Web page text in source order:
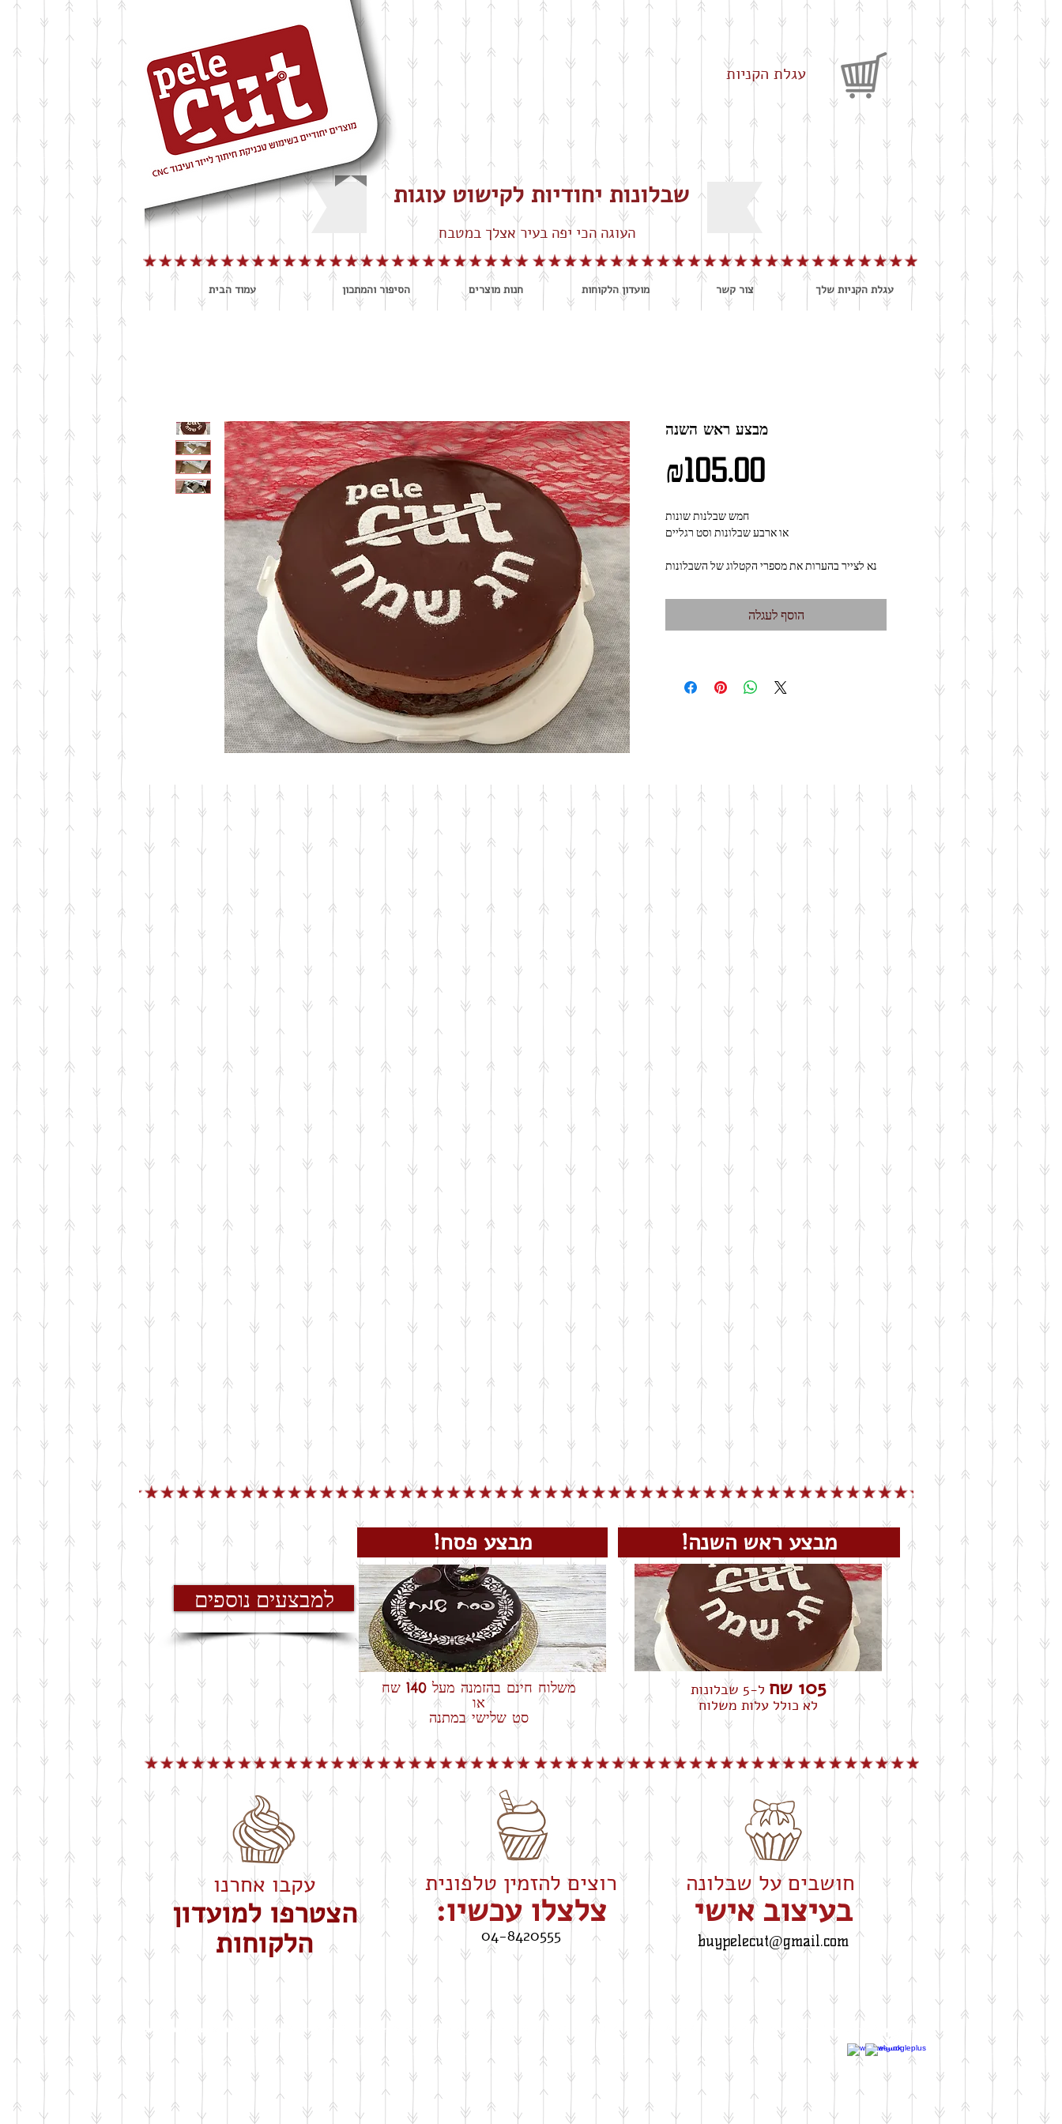
העוגה הכי יפה בעיר אצלך במטבח
עגלת הקניות
שבלונות יחודיות לקישוט עוגות
עמוד הבית הסיפור והמתכון חנות מוצרים מועדון הלקוחות צור קשר עגלת הקניות שלך
מבצע ראש השנה
₪105.00מחיר
חמש שבלנות שונות
או ארבע שבלונות וסט רגליים
נא לצייר בהערות את מספרי הקטלוג של השבלונות
הוסף לעגלה
עקבו אחרנו
הצטרפו למועדון
הלקוחות
רוצים להזמין טלפונית
צלצלו עכשיו:
04-8420555
​בעיצוב אישי
buypelecut@gmail.com
מבצע ראש השנה!
105 שח
ל-5 שבלונות
לא כולל עלות משלוח
מבצע פסח!
משלוח חינם בהזמנה מעל 140 שח
או
סט שלישי במתנה
למבצעים נוספים